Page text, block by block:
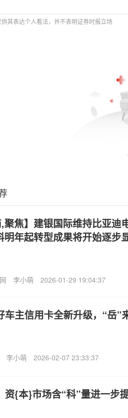
其表达个人看法，并不表明证券时报立场
,聚焦】建银国际维持比亚
明年起转型成果将开始逐步
李小萌 2026-01-29 19:04:37
车主信用卡全新升级，“岳”
李小萌 2026-02-07 23:33:37
资{本}市场含“科”量进一步